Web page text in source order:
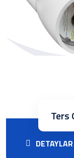
DETAYLAR
Ters